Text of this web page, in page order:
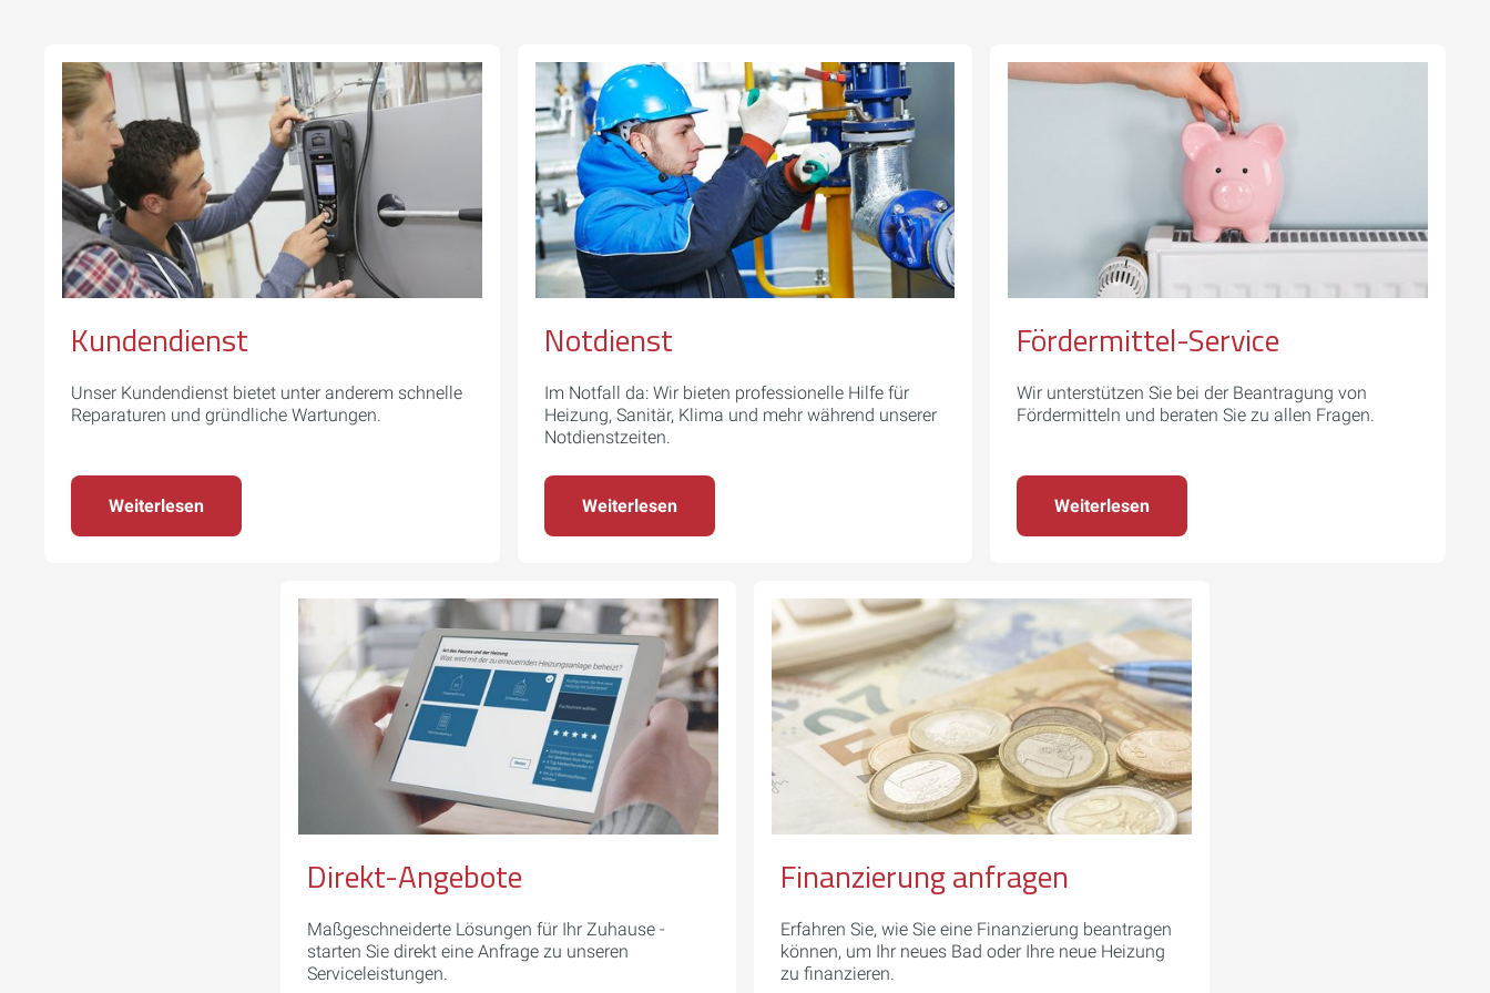
Kundendienst
Unser Kundendienst bietet unter anderem schnelle
Reparaturen und gründliche Wartungen.
Weiterlesen
Notdienst
Im Notfall da: Wir bieten professionelle Hilfe für
Heizung, Sanitär, Klima und mehr während unserer
Notdienstzeiten.
Weiterlesen
Fördermittel-Service
Wir unterstützen Sie bei der Beantragung von
Fördermitteln und beraten Sie zu allen Fragen.
Weiterlesen
Direkt-Angebote
Maßgeschneiderte Lösungen für Ihr Zuhause -
starten Sie direkt eine Anfrage zu unseren
Serviceleistungen.
Finanzierung anfragen
Erfahren Sie, wie Sie eine Finanzierung beantragen
können, um Ihr neues Bad oder Ihre neue Heizung
zu finanzieren.